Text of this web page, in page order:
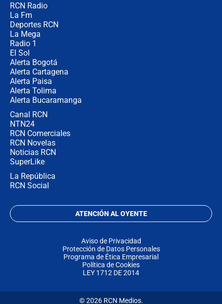
RCN Radio
La Fm
Deportes RCN
La Mega
Radio 1
El Sol
Alerta Bogotá
Alerta Cartagena
Alerta Paisa
Alerta Tolima
Alerta Bucaramanga
Canal RCN
NTN24
RCN Comerciales
RCN Novelas
Noticias RCN
SuperLike
La República
RCN Social
ATENCIÓN AL OYENTE
Aviso de Privacidad
Protección de Datos Personales
Programa de Ética Empresarial
Política de Cookies
LEY 1712 DE 2014
© 2026 RCN Medios.